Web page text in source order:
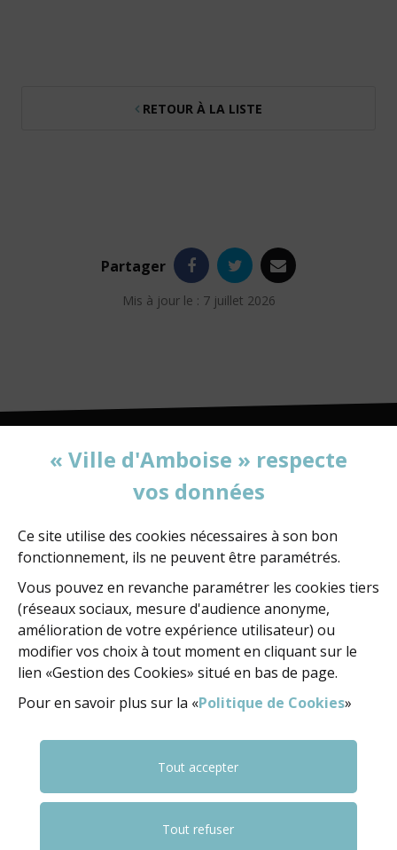
RETOUR À LA LISTE
Partager Facebook
Twitter
e-
Mis à jour le : 7 juillet 2026
MAIRIE D'AMBOISE
BP 247 - 37402 Amboise Cedex
02 47 23 47 23
NOUS ÉCRIRE
NOUS SUIVRE FACEBOOKFACEBOOK
YOUTUBE
« Ville d'Amboise » respecte
vos données
Ce site utilise des cookies nécessaires à son bon
fonctionnement, ils ne peuvent être paramétrés.
Vous pouvez en revanche paramétrer les cookies tiers
(réseaux sociaux, mesure d'audience anonyme,
amélioration de votre expérience utilisateur) ou
modifier vos choix à tout moment en cliquant sur le
lien «Gestion des Cookies» situé en bas de page.
Pour en savoir plus sur la «Politique de Cookies»
Tout accepter
Tout refuser